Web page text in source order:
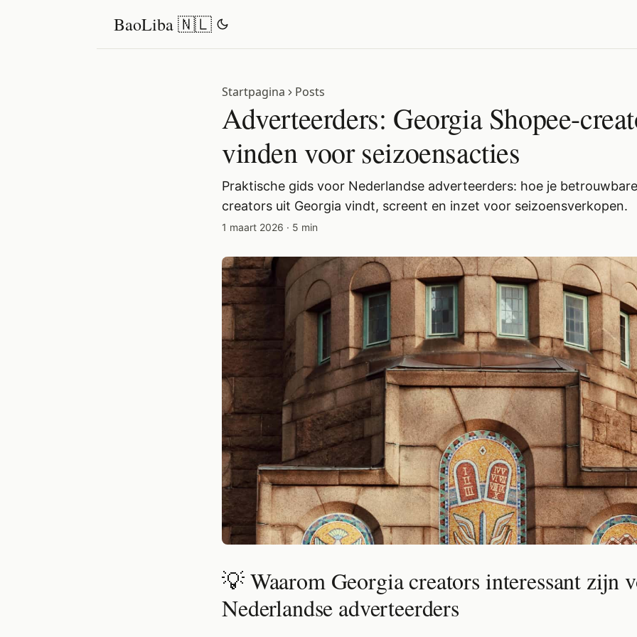
BaoLiba 🇳🇱
Startpagina Posts
Adverteerders: Georgia Shopee-
vinden voor seizoensacties
Praktische gids voor Nederlandse adverteerders: hoe je
creators uit Georgia vindt, screent en inzet voor seizoensverkopen.
1 maart 2026 · 5 min
💡 Waarom Georgia creators interessant zijn
Nederlandse adverteerders